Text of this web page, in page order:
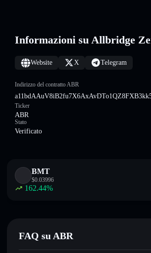
Informazioni su Allbridge
Website X Telegram
Indirizzo del contratto ABR
Ticker
ABR
Stato
Verificato
BMT
$0.03996
162.44%
FAQ su ABR